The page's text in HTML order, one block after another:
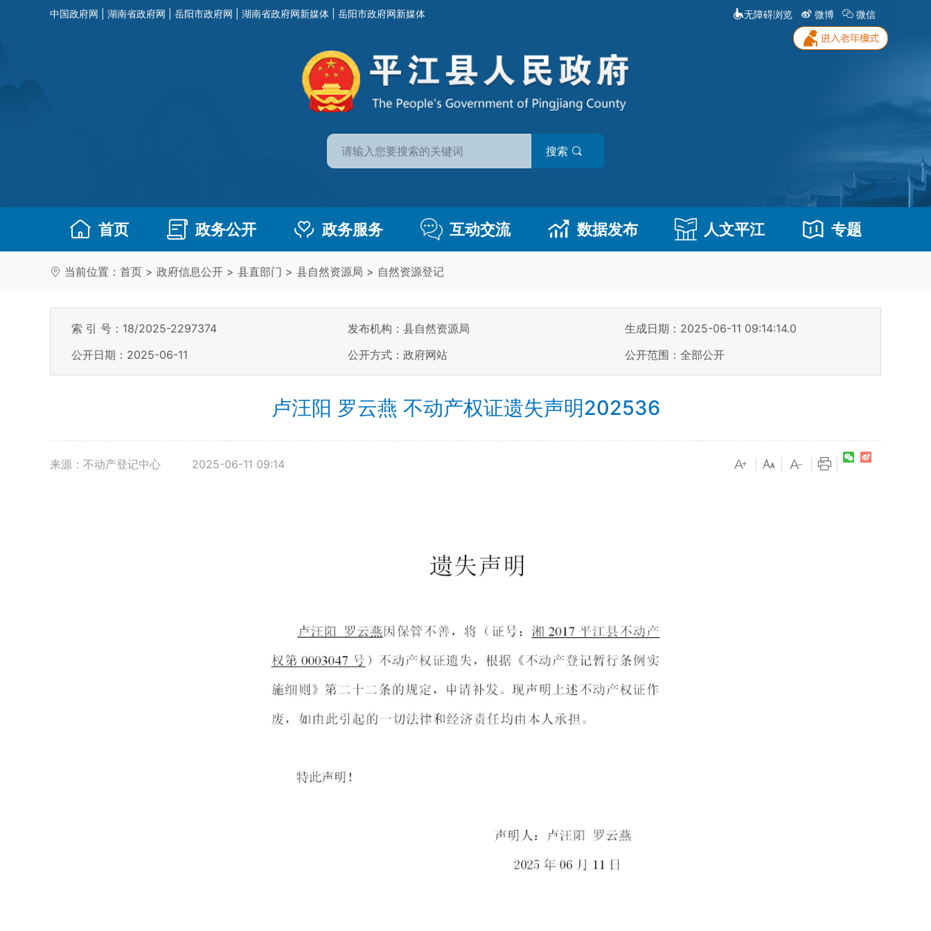
中国政府网 湖南省政府网 岳阳市政府网 湖南省政府网新媒体 岳阳市政府网新媒体 无障碍浏览 微博 微信
搜索
首页 政务公开 政务服务 互动交流 数据发布 人文平江 专题
当前位置： 首页 > 政府信息公开 > 县直部门 > 县自然资源局 > 自然资源登记
索 引 号：18/2025-2297374 发布机构：县自然资源局
生成日期：2025-06-11 09:14:14.0
公开日期：2025-06-11
公开方式：政府网站 公开范围：全部公开
卢汪阳 罗云燕 不动产权证遗失声明202536
来源：不动产登记中心 2025-06-11 09:14